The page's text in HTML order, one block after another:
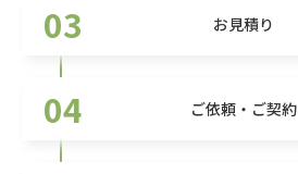
03 お見積り
04 ご依頼・ご契約